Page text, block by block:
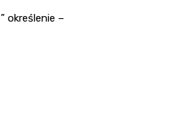
określenie –